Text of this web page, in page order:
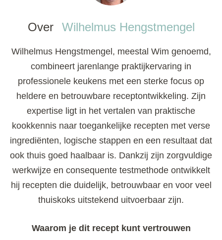
Over Wilhelmus Hengstmengel
Wilhelmus Hengstmengel, meestal Wim genoemd,
combineert jarenlange praktijkervaring in
professionele keukens met een sterke focus op
heldere en betrouwbare receptontwikkeling. Zijn
expertise ligt in het vertalen van praktische
kookkennis naar toegankelijke recepten met verse
ingrediënten, logische stappen en een resultaat dat
ook thuis goed haalbaar is. Dankzij zijn zorgvuldige
werkwijze en consequente testmethode ontwikkelt
hij recepten die duidelijk, betrouwbaar en voor veel
thuiskoks uitstekend uitvoerbaar zijn.
Waarom je dit recept kunt vertrouwen